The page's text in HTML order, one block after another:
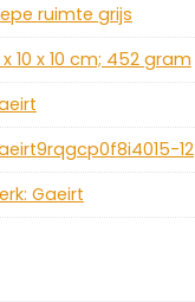
ruimte grijs
x 10 x 10 cm; 452 gram
12
Gaeirt